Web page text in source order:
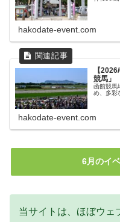
hakodate-event.com
【
競馬」
函館競馬
め、多彩
hakodate-event.com
6月のイ
当サイトは、ほぼウェ